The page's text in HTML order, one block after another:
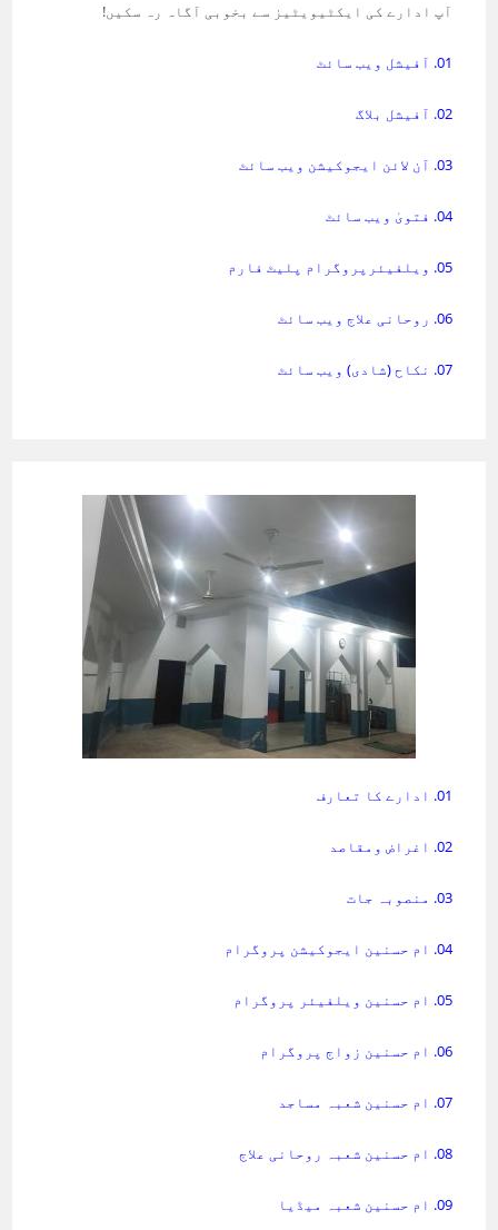
آپ ادارے کی ایکٹیویٹیز سے بخوبی آگاہ رہ سکیں!
01. آفیشل ویب سائٹ
02. آفیشل بلاگ
03. آن لائن ایجوکیشن ویب سائٹ
04. فتویٰ ویب سائٹ
05. ویلفیئرپروگرام پلیٹ فارم
06. روحانی علاج ویب سائٹ
07. نکاح (شادی) ویب سائٹ
01. ادارے کا تعارف
02. اغراض ومقاصد
03. منصوبہ جات
04. ام حسنین ایجوکیشن پروگرام
05. ام حسنین ویلفیئر پروگرام
06. ام حسنین زواج پروگرام
07. ام حسنین شعبہ مساجد
08. ام حسنین شعبہ روحانی علاج
09. ام حسنین شعبہ میڈیا